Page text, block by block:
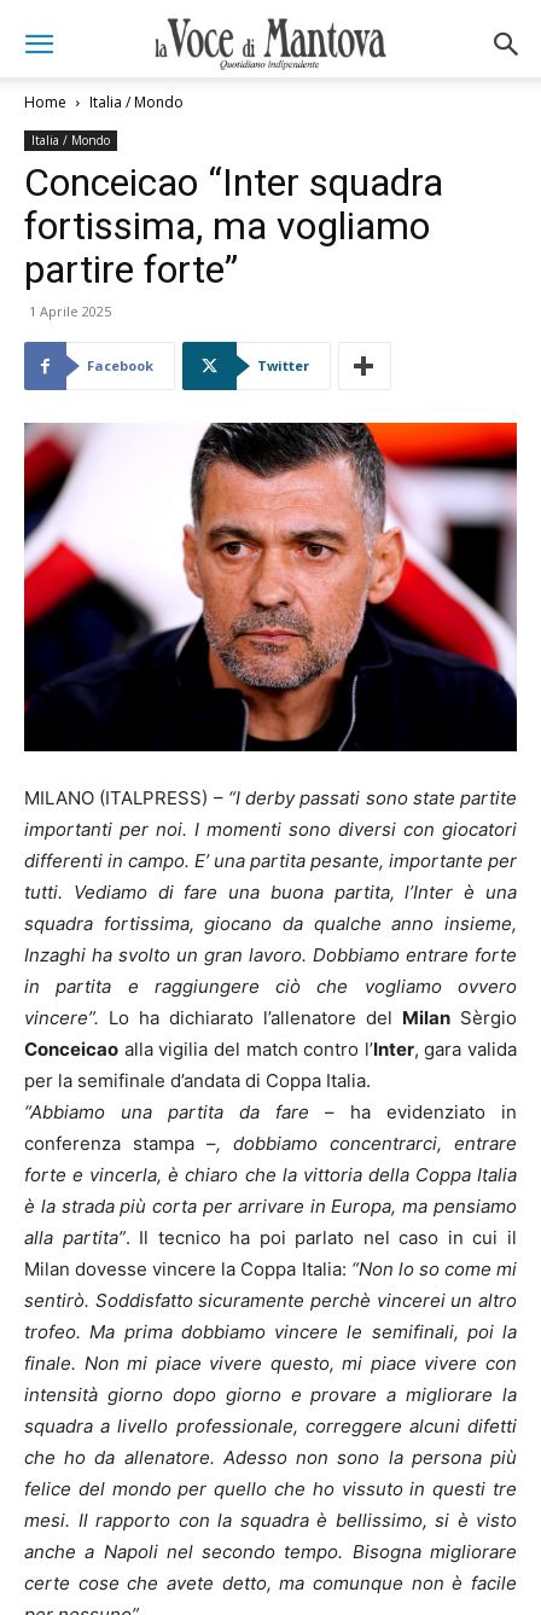
Home Italia / Mondo
Italia / Mondo
Conceicao “Inter squadra
fortissima, ma vogliamo
partire forte”
1 Aprile 2025
Facebook Twitter
MILANO (ITALPRESS) – “I derby passati sono state partite
importanti per noi. I momenti sono diversi con giocatori
differenti in campo. E’ una partita pesante, importante per
tutti. Vediamo di fare una buona partita, l’Inter è una
squadra fortissima, giocano da qualche anno insieme,
Inzaghi ha svolto un gran lavoro. Dobbiamo entrare forte
in partita e raggiungere ciò che vogliamo ovvero
vincere”. Lo ha dichiarato l’allenatore del Milan Sèrgio
Conceicao alla vigilia del match contro l’Inter, gara valida
per la semifinale d’andata di Coppa Italia.
“Abbiamo una partita da fare – ha evidenziato in
conferenza stampa –, dobbiamo concentrarci, entrare
forte e vincerla, è chiaro che la vittoria della Coppa Italia
è la strada più corta per arrivare in Europa, ma pensiamo
alla partita”. Il tecnico ha poi parlato nel caso in cui il
Milan dovesse vincere la Coppa Italia: “Non lo so come mi
sentirò. Soddisfatto sicuramente perchè vincerei un altro
trofeo. Ma prima dobbiamo vincere le semifinali, poi la
finale. Non mi piace vivere questo, mi piace vivere con
intensità giorno dopo giorno e provare a migliorare la
squadra a livello professionale, correggere alcuni difetti
che ho da allenatore. Adesso non sono la persona più
felice del mondo per quello che ho vissuto in questi tre
mesi. Il rapporto con la squadra è bellissimo, si è visto
anche a Napoli nel secondo tempo. Bisogna migliorare
certe cose che avete detto, ma comunque non è facile